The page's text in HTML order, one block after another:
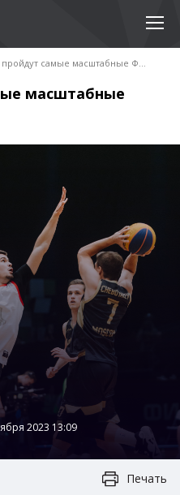
В Казани пройдут самые масштабные Фиджитал Игры
масштабные
2023 13:09
Печать